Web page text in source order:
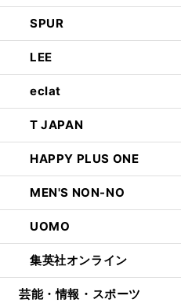
SPUR
LEE
eclat
T JAPAN
HAPPY PLUS ONE
MEN'S NON-NO
UOMO
集英社オンライン
芸能・情報・スポーツ